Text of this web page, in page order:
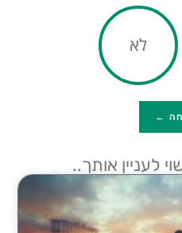
לא
←
לעניין אותך..